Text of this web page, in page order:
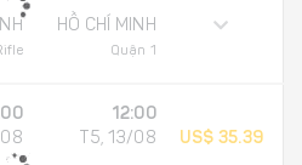
HỒ CHÍ MINH
Quận 1
08
12:00
T5, 13/08
US$ 35.39